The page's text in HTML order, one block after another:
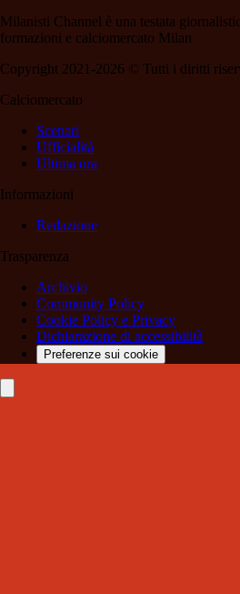
Milanisti Channel è una testata
formazioni e calciomercato Milan
Copyright 2021-2026 © Tutti i diritti
Calciomercato
Scenari
Ufficialità
Ultima ora
Informazioni
Redazione
Trasparenza
Archivio
Community Policy
Cookie Policy e Privacy
Dichiarazione di accessibilità
Preferenze sui cookie